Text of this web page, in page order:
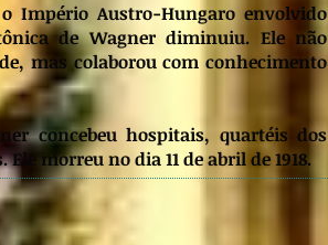
Império Austro-Hungaro envolvido
de Wagner diminuiu. Ele não
mas colaborou com conhecimento
concebeu hospitais, quartéis dos
morreu no dia 11 de abril de 1918.